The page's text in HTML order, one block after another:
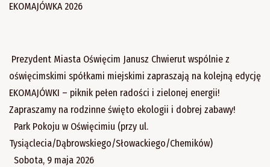
EKOMAJÓWKA 2026
Prezydent Miasta Oświęcim Janusz Chwierut wspólnie z
oświęcimskimi spółkami miejskimi zapraszają na kolejną edycję
EKOMAJÓWKI – piknik pełen radości i zielonej energii!
Zapraszamy na rodzinne święto ekologii i dobrej zabawy!
Park Pokoju w Oświęcimiu (przy ul.
Tysiąclecia/Dąbrowskiego/Słowackiego/Chemików)
Sobota, 9 maja 2026